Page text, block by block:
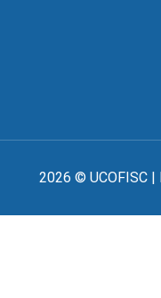
2026 © UCOFISC |